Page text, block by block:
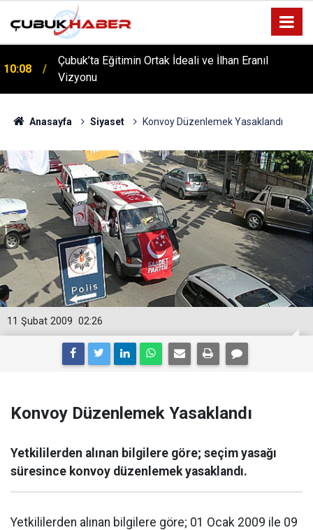
Çubuk’ta Eğitimin Ortak İdeali ve İlhan Eranıl
Vizyonu
12:06
ÇUBUK’TA ‘YAZA MERHABA’ COŞKUSU: Kursiyerler
Gönüllerince Eğlendi!
Anasayfa Siyaset Konvoy Düzenlemek Yasaklandı
02:26
11 Şubat 2009
Konvoy Düzenlemek Yasaklandı
Yetkililerden alınan bilgilere göre; seçim yasağı
süresince konvoy düzenlemek yasaklandı.
Yetkililerden alınan bilgilere göre; 01 Ocak 2009 ile 09